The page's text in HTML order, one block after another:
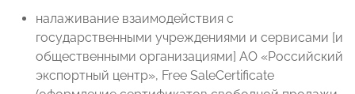
налаживание взаимодействия с
государственными учреждениями и сервисами [и
общественными организациями] АО «Российский
экспортный центр», Free SaleCertificate